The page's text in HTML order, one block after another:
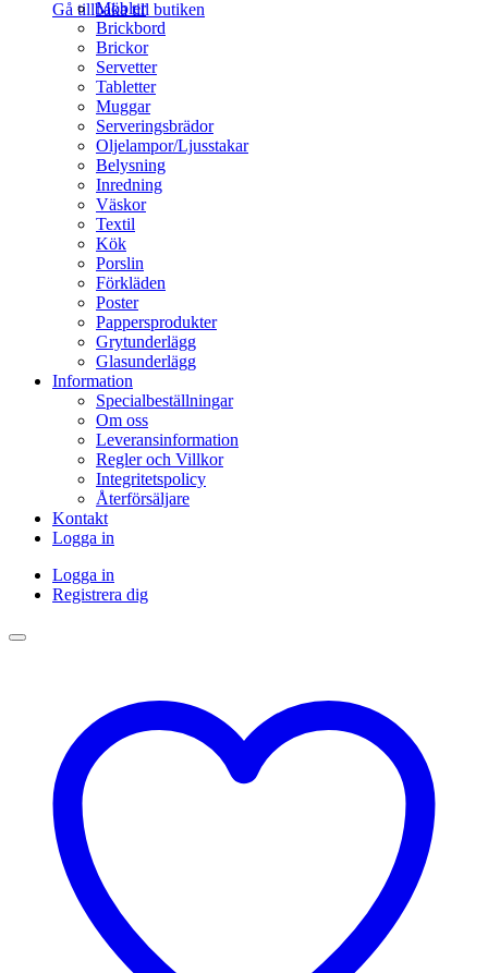
Gå tillbaka till butiken
Möbler
Brickbord
Brickor
Servetter
Tabletter
Muggar
Serveringsbrädor
Oljelampor/Ljusstakar
Belysning
Inredning
Väskor
Textil
Kök
Porslin
Förkläden
Poster
Pappersprodukter
Grytunderlägg
Glasunderlägg
Information
Specialbeställningar
Om oss
Leveransinformation
Regler och Villkor
Integritetspolicy
Återförsäljare
Kontakt
Logga in
Logga in
Registrera dig